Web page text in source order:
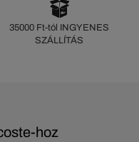
35000 Ft-tól INGYENES
SZÁLLÍTÁS
hoz